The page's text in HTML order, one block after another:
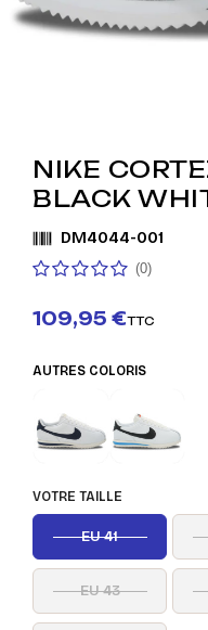
NIKE
BLACK
DM4044-001
(0)
109,95 €TTC
AUTRES COLORIS
VOTRE TAILLE
EU 41
EU 43